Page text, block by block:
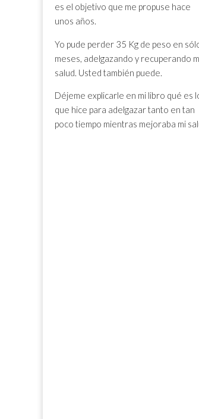
es el objetivo que me propuse hace
unos años.
Yo pude perder 35 Kg de peso en
meses, adelgazando y recuperando
salud. Usted también puede.
Déjeme explicarle en mi libro qué es
que hice para adelgazar tanto en tan
poco tiempo mientras mejoraba mi